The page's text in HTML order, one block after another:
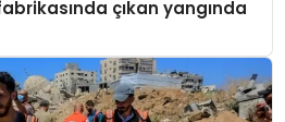
çıkan yangında